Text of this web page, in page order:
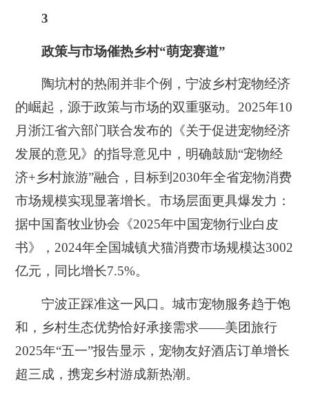
3
政策与市场催热乡村“萌宠赛道”
陶坑村的热闹并非个例，宁波乡村宠物经济
的崛起，源于政策与市场的双重驱动。2025年10
月浙江省六部门联合发布的《关于促进宠物经济
发展的意见》的指导意见中，明确鼓励“宠物经
济+乡村旅游”融合，目标到2030年全省宠物消费
市场规模实现显著增长。市场层面更具爆发力：
据中国畜牧业协会《2025年中国宠物行业白皮
书》，2024年全国城镇犬猫消费市场规模达3002
亿元，同比增长7.5%。
宁波正踩准这一风口。城市宠物服务趋于饱
和，乡村生态优势恰好承接需求——美团旅行
2025年“五一”报告显示，宠物友好酒店订单增长
超三成，携宠乡村游成新热潮。